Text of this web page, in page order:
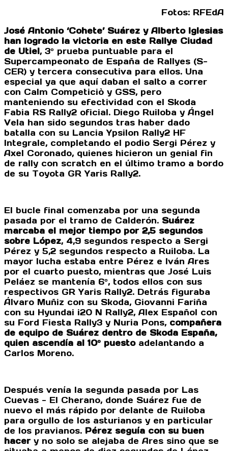
Fotos: RFEdA
José Antonio ‘Cohete’ Suárez y Alberto Iglesias
han logrado la victoria en este Rallye Ciudad
de Utiel, 3º prueba puntuable para el
Supercampeonato de España de Rallyes (S-
CER) y tercera consecutiva para ellos. Una
especial ya que aquí daban el salto a correr
con Calm Competiciò y GSS, pero
manteniendo su efectividad con el Skoda
Fabia RS Rally2 oficial. Diego Ruiloba y Ángel
Vela han sido segundos tras haber dado
batalla con su Lancia Ypsilon Rally2 HF
Integrale, completando el podio Sergi Pérez y
Axel Coronado, quienes hicieron un genial fin
de rally con scratch en el último tramo a bordo
de su Toyota GR Yaris Rally2.
El bucle final comenzaba por una segunda
pasada por el tramo de Calderón. Suárez
marcaba el mejor tiempo por 2,5 segundos
sobre López, 4,9 segundos respecto a Sergi
Pérez y 5,2 segundos respecto a Ruiloba. La
mayor lucha estaba entre Pérez e Iván Ares
por el cuarto puesto, mientras que José Luis
Peláez se mantenía 6º, todos ellos con sus
respectivos GR Yaris Rally2. Detrás figuraba
Álvaro Muñiz con su Skoda, Giovanni Fariña
con su Hyundai i20 N Rally2, Alex Español con
su Ford Fiesta Rally3 y Nuria Pons, compañera
de equipo de Suárez dentro de Skoda España,
quien ascendía al 10º puestoadelantando a
Carlos Moreno.
Después venía la segunda pasada por Las
Cuevas - El Cherano, donde Suárez fue de
nuevo el más rápido por delante de Ruiloba
para orgullo de los asturianos y en particular
de los pravianos. Pérez seguía con su buen
hacery no solo se alejaba de Ares sino que se